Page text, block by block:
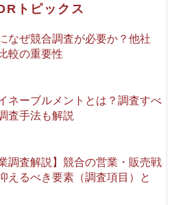
トピックス
なぜ競合調査が必要か？他社
較の重要性
ネーブルメントとは？調査すべ
査手法も解説
調査解説】競合の営業・販売戦
えるべき要素（調査項目）と